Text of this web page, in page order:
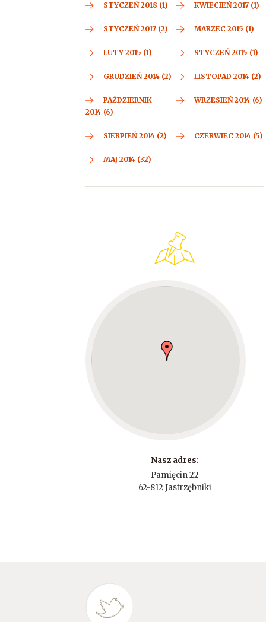
STYCZEŃ 2018 (1) KWIECIEŃ 2017 (1)
STYCZEŃ 2017 (2) MARZEC 2015 (1)
LUTY 2015 (1) STYCZEŃ 2015 (1)
GRUDZIEŃ 2014 (2) LISTOPAD 2014 (2)
PAŹDZIERNIK
2014 (6)
WRZESIEŃ 2014 (6)
SIERPIEŃ 2014 (2) CZERWIEC 2014 (5)
MAJ 2014 (32)
Nasz adres:
Pamięcin 22
62-812 Jastrzębniki